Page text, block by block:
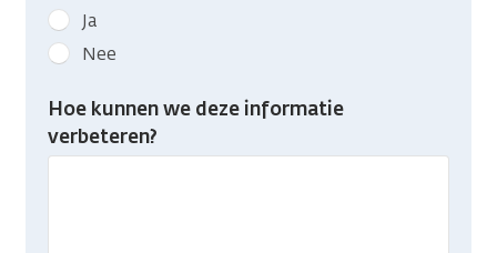
Geef
kanker.nl
feedback:
Heb
gevonden
Ja
Nee
Hoe kunnen we deze informatie
verbeteren?